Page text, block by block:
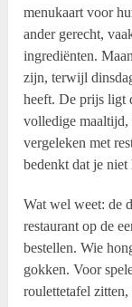
menukaart voor
ander gerecht,
ingrediënten.
zijn, terwijl
heeft. De prijs ligt
volledige
vergeleken met
bedenkt dat je niet
Wat wel weet: de
restaurant op de
bestellen. Wie
gokken. Voor
roulettetafel